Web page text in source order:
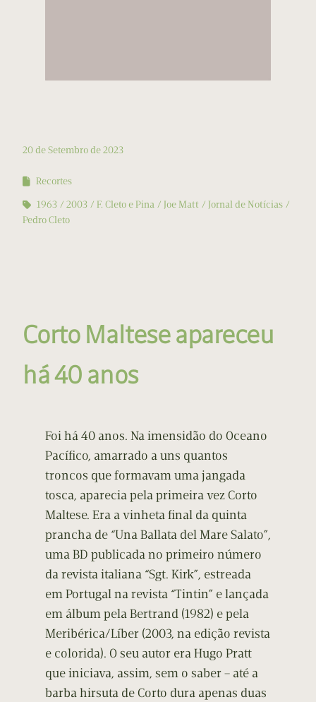
20 de Setembro de 2023
Recortes
1963
2003 F. Cleto e Pina Joe Matt
Jornal de Notícias
Pedro Cleto
Corto Maltese apareceu
há 40 anos
Foi há 40 anos. Na imensidão do Oceano
Pacífico, amarrado a uns quantos
troncos que formavam uma jangada
tosca, aparecia pela primeira vez Corto
Maltese. Era a vinheta final da quinta
prancha de “Una Ballata del Mare Salato”,
uma BD publicada no primeiro número
da revista italiana “Sgt. Kirk”, estreada
em Portugal na revista “Tintin” e lançada
em álbum pela Bertrand (1982) e pela
Meribérica/Líber (2003, na edição revista
e colorida). O seu autor era Hugo Pratt
que iniciava, assim, sem o saber – até a
barba hirsuta de Corto dura apenas duas